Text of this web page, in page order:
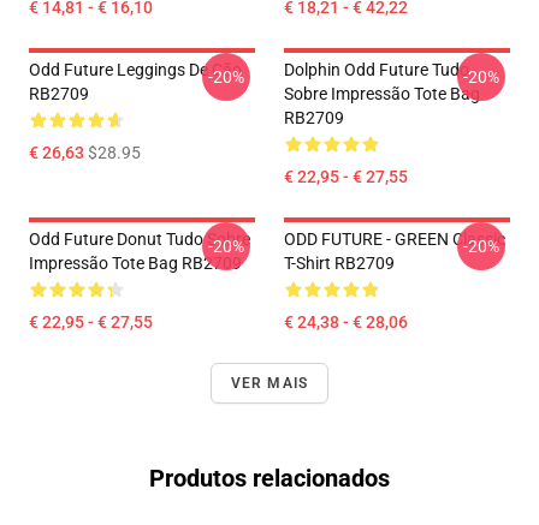
€ 14,81 - € 16,10 € 18,21 - € 42,22
Odd Future Leggings De Cão
RB2709
€ 26,63 $28.95
-20%
Dolphin Odd Future Tudo
Sobre Impressão Tote Bag
RB2709
€ 22,95 - € 27,55
-20%
Odd Future Donut Tudo Sobre
Impressão Tote Bag RB2709
€ 22,95 - € 27,55
-20%
ODD FUTURE - GREEN Classic
T-Shirt RB2709
€ 24,38 - € 28,06
-20%
VER MAIS
Produtos relacionados